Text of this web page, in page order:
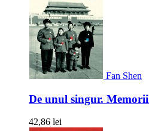
Fan Shen
De unul singur.
42,86 lei